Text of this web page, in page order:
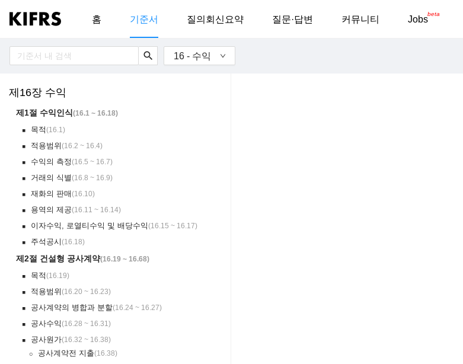
홈 기준서 질의회신요약 질문·답변 커뮤니티 Jobsbeta
search 16 - 수익
제16장 수익
제1절 수익인식(16.1 ~ 16.18)
￭ 목적 (16.1)
￭ 적용범위 (16.2 ~ 16.4)
￭ 수익의 측정 (16.5 ~ 16.7)
￭ 거래의 식별 (16.8 ~ 16.9)
￭ 재화의 판매 (16.10)
￭ 용역의 제공(16.11 ~ 16.14)
￭ 이자수익, 로열티수익 및 배당수익 (16.15 ~ 16.17)
￭ 주석공시 (16.18)
제2절 건설형 공사계약(16.19 ~ 16.68)
￭ 목적 (16.19)
￭ 적용범위 (16.20 ~ 16.23)
￭ 공사계약의 병합과 분할(16.24 ~ 16.27)
￭ 공사수익 (16.28 ~ 16.31)
￭ 공사원가(16.32 ~ 16.38)
￮ 공사계약전 지출(16.38)